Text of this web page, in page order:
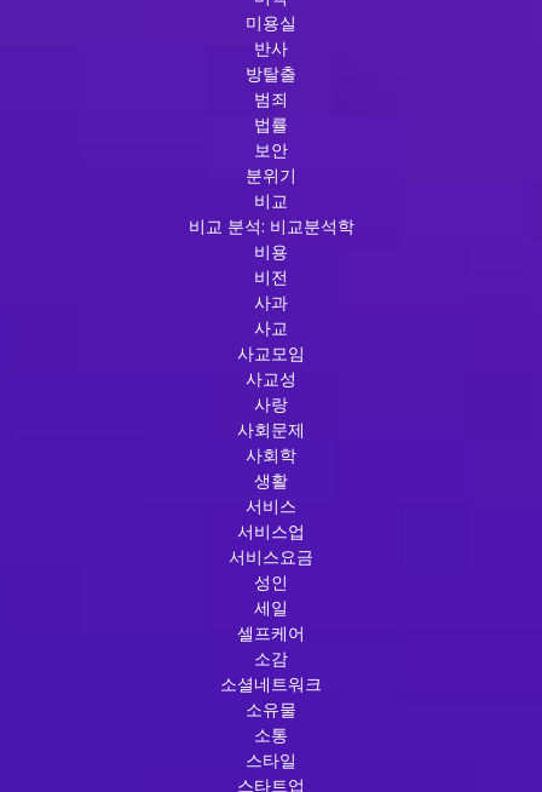
미용실
반사
방탈출
범죄
법률
보안
분위기
비교
비교 분석: 비교분석학
비용
비전
사과
사교
사교모임
사교성
사랑
사회문제
사회학
생활
서비스
서비스업
서비스요금
성인
세일
셀프케어
소감
소셜네트워크
소유물
소통
스타일
스타트업